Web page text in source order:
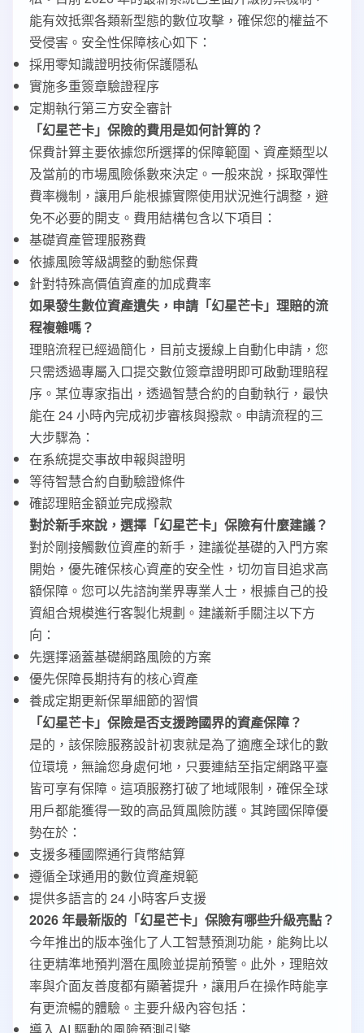
能有效抵禦各類新型態的數位攻擊，確保您的權益不
受侵害。安全性保障核心如下：
採用零知識證明技術保護隱私
實施多重簽章驗證程序
定期執行第三方安全審計
「幻星芒卡」保險的費用是如何計算的？
保費計算主要依據您所選擇的保障範圍、資產類型以
及當前的市場風險係數來決定。一般來說，採取彈性
費率機制，讓用戶能根據實際使用狀況進行調整，避
免不必要的開支。費用結構包含以下項目：
基礎資產管理服務費
依據風險等級調整的動態保費
針對特殊高價值資產的加成費率
如果發生數位資產遺失，申請「幻星芒卡」理賠的流
程複雜嗎？
理賠流程已經過簡化，目前支援線上自動化申請，您
只需透過專屬入口提交數位簽章證明即可啟動理賠程
序。某位專家指出，透過智慧合約的自動執行，最快
能在 24 小時內完成初步審核與撥款。申請流程的三
大步驟為：
在系統提交事故申報與證明
等待智慧合約自動驗證條件
確認理賠金額並完成撥款
對於新手來說，選擇「幻星芒卡」保險有什麼建議？
對於剛接觸數位資產的新手，建議從基礎的入門方案
開始，優先確保核心資產的安全性，切勿盲目追求高
額保障。您可以先諮詢業界專業人士，根據自己的投
資組合規模進行客製化規劃。建議新手關注以下方
向：
先選擇涵蓋基礎網路風險的方案
優先保障長期持有的核心資產
養成定期更新保單細節的習慣
「幻星芒卡」保險是否支援跨國界的資產保障？
是的，該保險服務設計初衷就是為了適應全球化的數
位環境，無論您身處何地，只要連結至指定網路平臺
皆可享有保障。這項服務打破了地域限制，確保全球
用戶都能獲得一致的高品質風險防護。其跨國保障優
勢在於：
支援多種國際通行貨幣結算
遵循全球通用的數位資產規範
提供多語言的 24 小時客戶支援
2026 年最新版的「幻星芒卡」保險有哪些升級亮點？
今年推出的版本強化了人工智慧預測功能，能夠比以
往更精準地預判潛在風險並提前預警。此外，理賠效
率與介面友善度都有顯著提升，讓用戶在操作時能享
有更流暢的體驗。主要升級內容包括：